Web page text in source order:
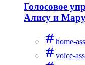
Голосовое
Алису и
home-
voice-